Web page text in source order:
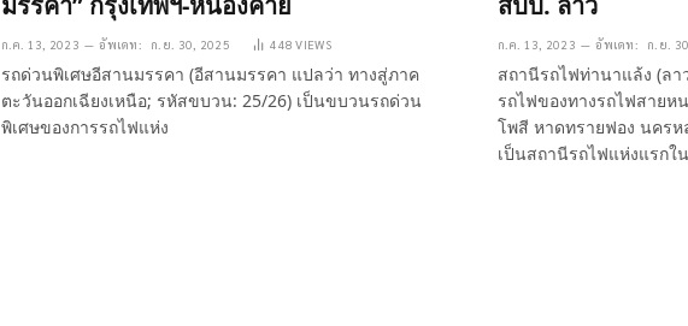
ก.ค. 13, 2023 อัพเดท: ก.ย. 30, 2025 448VIEWS
รถด่วนพิเศษอีสานมรรคา (อีสานมรรคา แปลว่า ทางสู่ภาค
ตะวันออกเฉียงเหนือ; รหัสขบวน: 25/26) เป็นขบวนรถด่วน
พิเศษของการรถไฟแห่ง
ก.ค. 13, 2023 อัพเดท: ก.ย.
สถานีรถไฟท่านาแล้ง (ล
รถไฟของทางรถไฟสายห
โพสี หาดทรายฟอง นครห
เป็นสถานีรถไฟแห่งแรกใ